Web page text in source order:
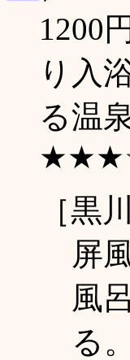
1200
り入
る温
［黒
屏
風
る。